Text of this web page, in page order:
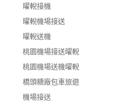
曜輗接機
曜輗機場接送
曜輗送機
桃園機場接送曜輗
桃園機場送機曜輗
橋頭糖廠包車旅遊
機場接送